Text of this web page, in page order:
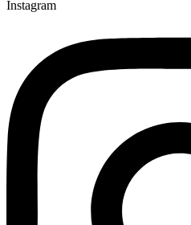
Instagram